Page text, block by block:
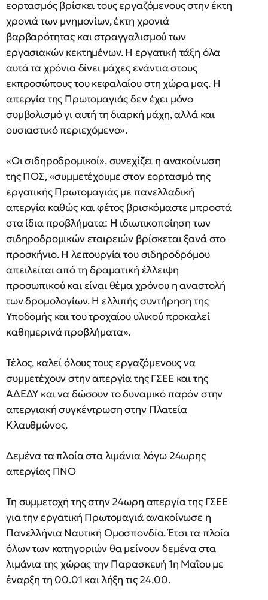
εορτασμός βρίσκει τους εργαζόμενους στην έκτη
χρονιά των μνημονίων, έκτη χρονιά
βαρβαρότητας και στραγγαλισμού των
εργασιακών κεκτημένων. Η εργατική τάξη όλα
αυτά τα χρόνια δίνει μάχες ενάντια στους
εκπροσώπους του κεφαλαίου στη χώρα μας. Η
απεργία της Πρωτομαγιάς δεν έχει μόνο
συμβολισμό γι αυτή τη διαρκή μάχη, αλλά και
ουσιαστικό περιεχόμενο».
«Οι σιδηροδρομικοί», συνεχίζει η ανακοίνωση
της ΠΟΣ, «συμμετέχουμε στον εορτασμό της
εργατικής Πρωτομαγιάς με πανελλαδική
απεργία καθώς και φέτος βρισκόμαστε μπροστά
στα ίδια προβλήματα: Η ιδιωτικοποίηση των
σιδηροδρομικών εταιρειών βρίσκεται ξανά στο
προσκήνιο. Η λειτουργία του σιδηροδρόμου
απειλείται από τη δραματική έλλειψη
προσωπικού και είναι θέμα χρόνου η αναστολή
των δρομολογίων. Η ελλιπής συντήρηση της
Υποδομής και του τροχαίου υλικού προκαλεί
καθημερινά προβλήματα».
Τέλος, καλεί όλους τους εργαζόμενους να
συμμετέχουν στην απεργία της ΓΣΕΕ και της
ΑΔΕΔΥ και να δώσουν το δυναμικό παρόν στην
απεργιακή συγκέντρωση στην Πλατεία
Κλαυθμώνος.
Δεμένα τα πλοία στα λιμάνια λόγω 24ωρης
απεργίας ΠΝΟ
Τη συμμετοχή της στην 24ωρη απεργία της ΓΣΕΕ
για την εργατική Πρωτομαγιά ανακοίνωσε η
Πανελλήνια Ναυτική Ομοσπονδία. Έτσι τα πλοία
όλων των κατηγοριών θα μείνουν δεμένα στα
λιμάνια της χώρας την Παρασκευή 1η Μαΐου με
έναρξη τη 00.01 και λήξη τις 24.00.